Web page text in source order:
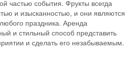
частью события. Фрукты всегда
и изысканностью, и они являются
праздника. Аренда
и стильный способ представить
и сделать его незабываемым.